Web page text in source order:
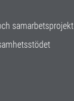
samarbetsprojekt